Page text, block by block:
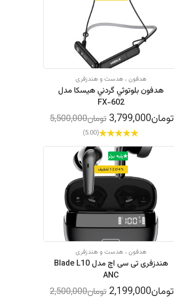
هدفون ، هدست و هندزفری
هدفون بلوتوثي گردني هيسكا مدل
FX-602
تومان3,799,000 تومان5,500,000
(5.00)
رتبه برتر
12.04% تخفیف
هدفون ، هدست و هندزفری
هندزفری تی سی اچ مدل Blade L10
ANC
تومان2,199,000 تومان2,500,000